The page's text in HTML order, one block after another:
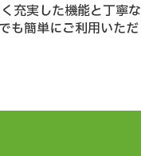
充実した機能と丁寧な
も簡単にご利用いただ